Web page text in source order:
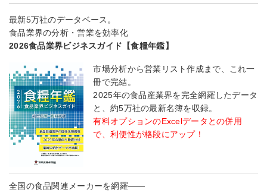
最新5万社のデータベース。
食品業界の分析・営業を効率化
2026食品業界ビジネスガイド【食糧年鑑】
市場分析から営業リスト作成まで、これ一
冊で完結。
2025年の食品産業界を完全網羅したデータ
と、約5万社の最新名簿を収録。
有料オプションのExcelデータとの併用
で、利便性が格段にアップ！
全国の食品関連メーカーを網羅――